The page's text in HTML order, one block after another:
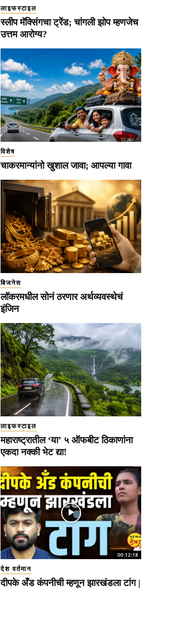
लाइफस्टाइल
स्लीप मॅक्सिंगचा ट्रेंड; चांगली झोप म्हणजेच
उत्तम आरोग्य?
विशेष
चाकरमान्यांनो खुशाल जावा; आपल्या गावा
बिजनेस
लॉकरमधील सोनं ठरणार अर्थव्यवस्थेचं
इंजिन
लाइफस्टाइल
महाराष्ट्रातील ‘या’ ५ ऑफबीट ठिकाणांना
एकदा नक्की भेट द्या!
00:12:18
देश वर्तमान
दीपके अँड कंपनीची म्हणून झारखंडला टांग |